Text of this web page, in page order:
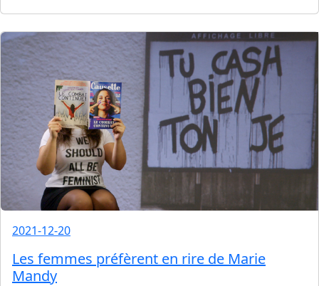
2021-12-20
Les femmes préfèrent en rire de Marie
Mandy